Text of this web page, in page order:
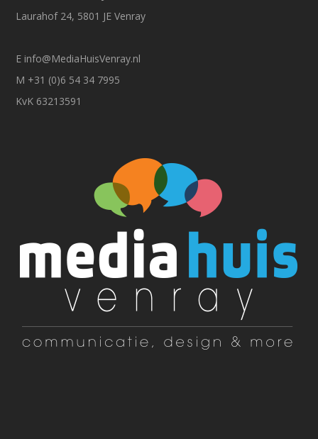
Laurahof 24, 5801 JE Venray
E info@MediaHuisVenray.nl
M +31 (0)6 54 34 7995
KvK 63213591